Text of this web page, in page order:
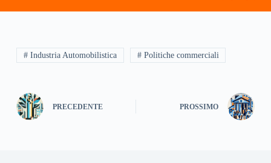
# Industria Automobilistica # Politiche commerciali
PRECEDENTE PROSSIMO